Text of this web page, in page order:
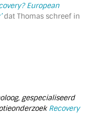
European
dat Thomas schreef in
gespecialiseerd
Recovery